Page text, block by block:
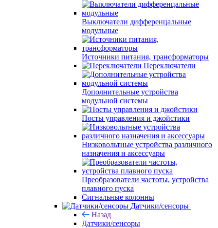
Выключатели дифференцальные
модульные
Источники питания, трансформаторы
Переключатели
Дополнительные устройства
модульной системы
Посты управления и джойстики
Низковольтные устройства различного
назначения и аксессуары
Преобразователи частоты, устройства
плавного пуска
Сигнальные колонны
Датчики/сенсоры
Назад
Датчики/сенсоры